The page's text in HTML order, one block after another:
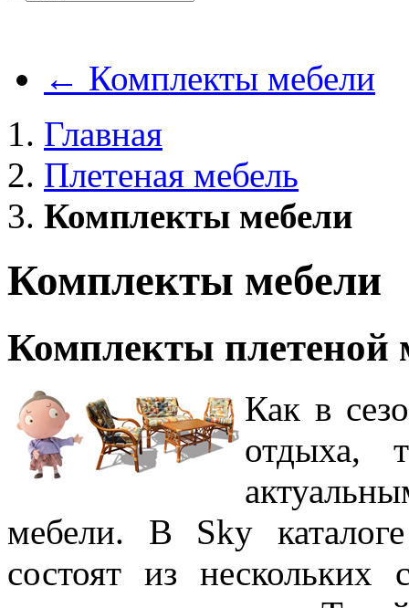
← Комплекты мебели
Главная
Плетеная мебель
Комплекты мебели
Комплекты мебели
Комплекты плетеной
Как в
отдыха,
мебели. В Sky
состоят из нескольких